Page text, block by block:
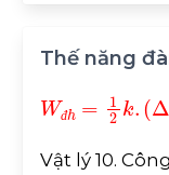
Thế năng
đ
W 12k (∆
Vật lý 10.